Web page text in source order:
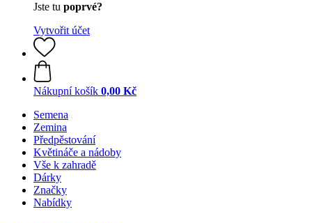
Jste tu poprvé?
Vytvořit účet
Nákupní košík 0,00 Kč
Semena
Zemina
Předpěstování
Květináče a nádoby
Vše k zahradě
Dárky
Značky
Nabídky